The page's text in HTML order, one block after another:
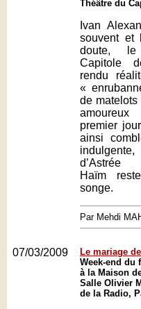
Théâtre du
Ivan
souvent et
doute,
Capitole
rendu
«
de
premier
ainsi
d’Astrée
Haïm
songe.
Par Mehdi
07/03/2009
Le mariage
Week-end du
à la Maison
Salle Olivier
de la Radio,